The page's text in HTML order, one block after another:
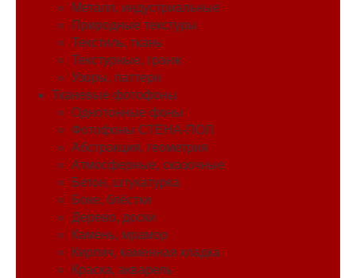
Металл, индустриальные
Природные текстуры
Текстиль, ткань
Текстурные, гранж
Узоры, паттерн
Тканевые фотофоны
Однотонные фоны
Фотофоны СТЕНА-ПОЛ
Абстракция, геометрия
Атмосферные, сказочные
Бетон, штукатурка
Боке, блёстки
Дерево, доски
Камень, мрамор
Кирпич, каменная кладка
Краска, акварель